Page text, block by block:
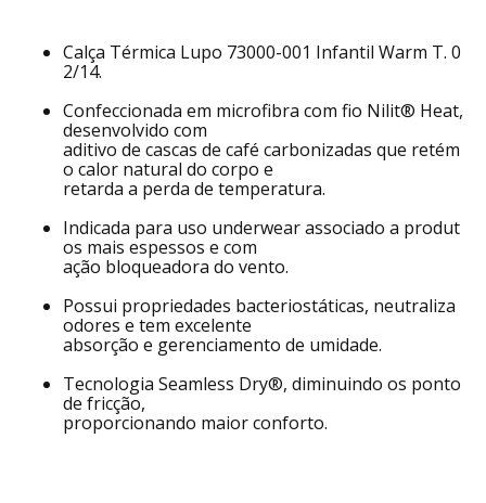
Calça Térmica Lupo 73000-001 Infantil Warm T. 0
2/14.
Confeccionada em microfibra com fio Nilit® Heat,
desenvolvido com
aditivo de cascas de café carbonizadas que retém
o calor natural do corpo e
retarda a perda de temperatura.
Indicada para uso underwear associado a produt
os mais espessos e com
ação bloqueadora do vento.
Possui propriedades bacteriostáticas, neutraliza
odores e tem excelente
absorção e gerenciamento de umidade.
Tecnologia Seamless Dry®, diminuindo os ponto
de fricção,
proporcionando maior conforto.